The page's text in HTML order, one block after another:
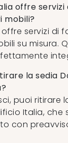
offre
mobili?
offre servizi di
su misura.
la sedia
puoi
Italia, che
con